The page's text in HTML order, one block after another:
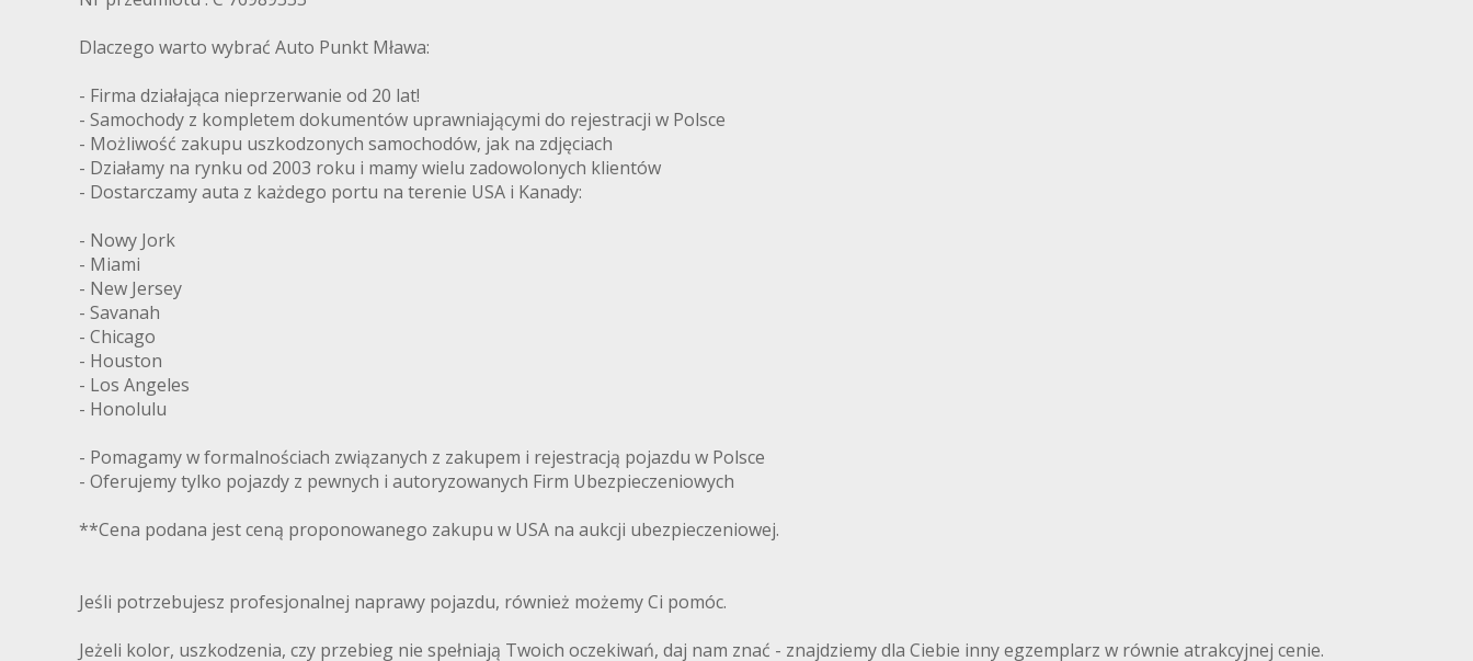
Dlaczego warto wybrać Auto Punkt Mława:
- Firma działająca nieprzerwanie od 20 lat!
- Samochody z kompletem dokumentów uprawniającymi do rejestracji w Polsce
- Możliwość zakupu uszkodzonych samochodów, jak na zdjęciach
- Działamy na rynku od 2003 roku i mamy wielu zadowolonych klientów
- Dostarczamy auta z każdego portu na terenie USA i Kanady:
- Nowy Jork
- Miami
- New Jersey
- Savanah
- Chicago
- Houston
- Los Angeles
- Honolulu
- Pomagamy w formalnościach związanych z zakupem i rejestracją pojazdu w Polsce
- Oferujemy tylko pojazdy z pewnych i autoryzowanych Firm Ubezpieczeniowych
**Cena podana jest ceną proponowanego zakupu w USA na aukcji ubezpieczeniowej.
Jeśli potrzebujesz profesjonalnej naprawy pojazdu, również możemy Ci pomóc.
Jeżeli kolor, uszkodzenia, czy przebieg nie spełniają Twoich oczekiwań, daj nam znać - znajdziemy dla Ciebie inny egzemplarz w równie atrakcyjnej cenie.